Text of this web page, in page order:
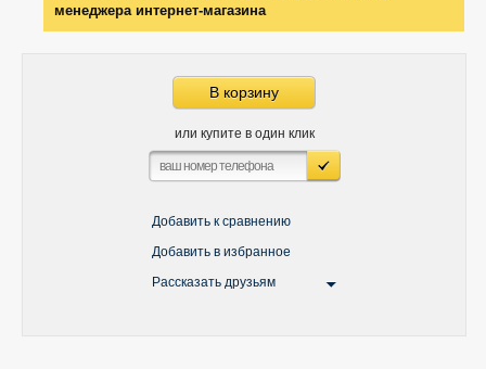
менеджера интернет-магазина
В корзину
или купите в один клик
Добавить к сравнению
Добавить в избранное
Рассказать друзьям